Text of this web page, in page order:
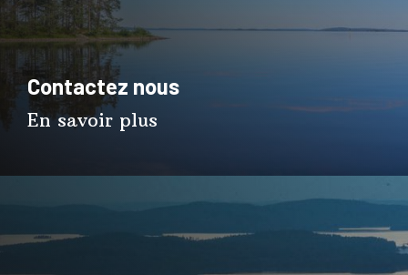
Contactez nous
En savoir plus